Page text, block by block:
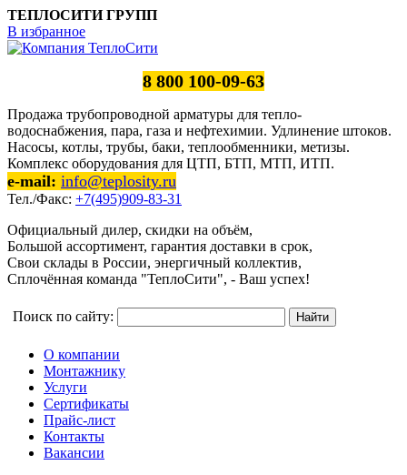
ТЕПЛОСИТИ ГРУПП
В избранное
8 800 100-09-63
Продажа трубопроводной арматуры для тепло-
водоснабжения, пара, газа и нефтехимии. Удлинение штоков.
Насосы, котлы, трубы, баки, теплообменники, метизы.
Комплекс оборудования для ЦТП, БТП, МТП, ИТП.
e-mail: info@teplosity.ru
Тел./Факс: +7(495)909-83-31
Официальный дилер, скидки на объём,
Большой ассортимент, гарантия доставки в срок,
Свои склады в России, энергичный коллектив,
Сплочённая команда "ТеплоСити", - Ваш успех!
Поиск по сайту:
О компании
Монтажнику
Услуги
Сертификаты
Прайс-лист
Контакты
Вакансии